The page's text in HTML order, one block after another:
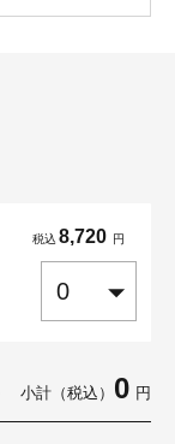
税込 8,720 円
小計（税込） 0 円